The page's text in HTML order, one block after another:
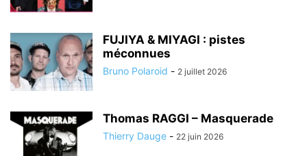
FUJIYA & MIYAGI : pistes
méconnues
Bruno Polaroid - 2 juillet 2026
Thomas RAGGI – Masquerade
Thierry Dauge - 22 juin 2026